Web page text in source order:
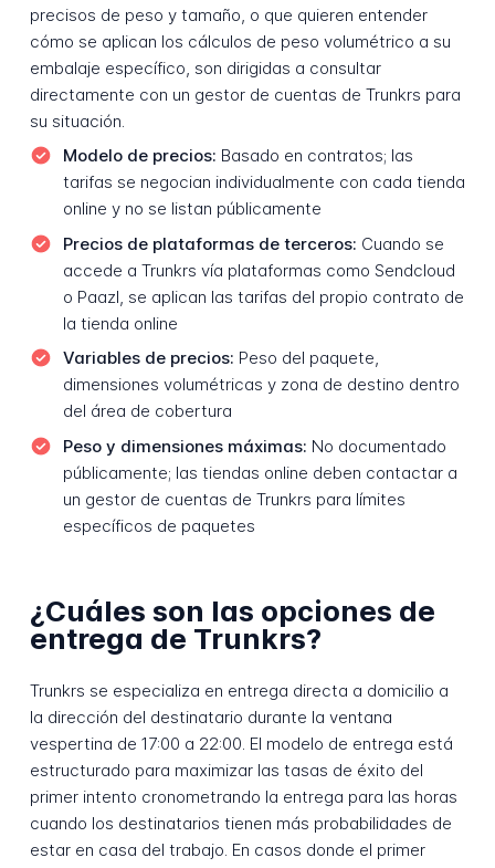
precisos de peso y tamaño, o que quieren entender
cómo se aplican los cálculos de peso volumétrico a su
embalaje específico, son dirigidas a consultar
directamente con un gestor de cuentas de Trunkrs para
su situación.
Modelo de precios: Basado en contratos; las
tarifas se negocian individualmente con cada tienda
online y no se listan públicamente
Precios de plataformas de terceros: Cuando se
accede a Trunkrs vía plataformas como Sendcloud
o Paazl, se aplican las tarifas del propio contrato de
la tienda online
Variables de precios: Peso del paquete,
dimensiones volumétricas y zona de destino dentro
del área de cobertura
Peso y dimensiones máximas: No documentado
públicamente; las tiendas online deben contactar a
un gestor de cuentas de Trunkrs para límites
específicos de paquetes
¿Cuáles son las opciones de
entrega de Trunkrs?
Trunkrs se especializa en entrega directa a domicilio a
la dirección del destinatario durante la ventana
vespertina de 17:00 a 22:00. El modelo de entrega está
estructurado para maximizar las tasas de éxito del
primer intento cronometrando la entrega para las horas
cuando los destinatarios tienen más probabilidades de
estar en casa del trabajo. En casos donde el primer